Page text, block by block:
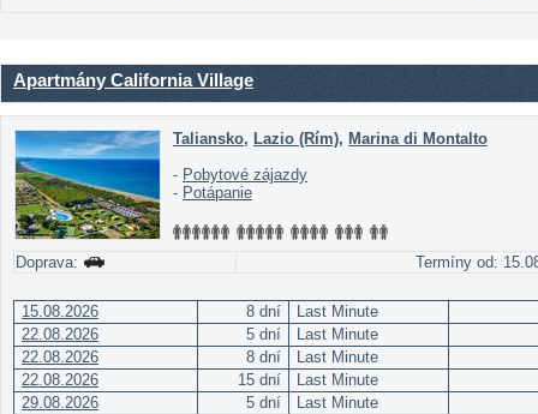
Apartmány California Village
Taliansko, Lazio (Rím), Marina di Montalto
- Pobytové zájazdy
- Potápanie
Doprava: Termíny od:
15.08.2026 8 dní
Last Minute
22.08.2026
5 dní
Last Minute
22.08.2026
8 dní
Last Minute
22.08.2026
15 dní
Last Minute
29.08.2026
5 dní Last Minute